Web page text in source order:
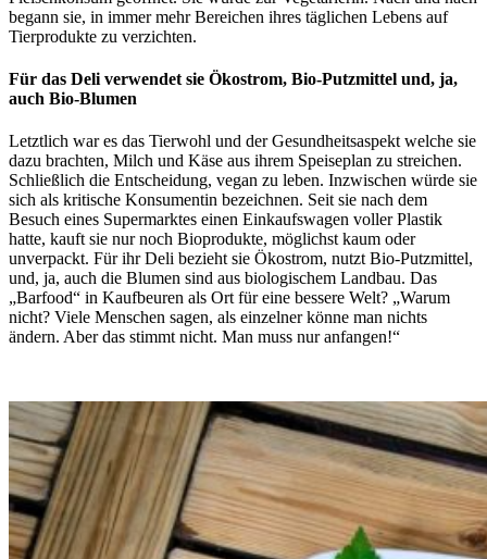
begann sie, in immer mehr Bereichen ihres täglichen Lebens auf
Tierprodukte zu verzichten.
Für das Deli verwendet sie Ökostrom, Bio-Putzmittel und, ja,
auch Bio-Blumen
Letztlich war es das Tierwohl und der Gesundheitsaspekt welche sie
dazu brachten, Milch und Käse aus ihrem Speiseplan zu streichen.
Schließlich die Entscheidung, vegan zu leben. Inzwischen würde sie
sich als kritische Konsumentin bezeichnen. Seit sie nach dem
Besuch eines Supermarktes einen Einkaufswagen voller Plastik
hatte, kauft sie nur noch Bioprodukte, möglichst kaum oder
unverpackt. Für ihr Deli bezieht sie Ökostrom, nutzt Bio-Putzmittel,
und, ja, auch die Blumen sind aus biologischem Landbau. Das
„Barfood“ in Kaufbeuren als Ort für eine bessere Welt? „Warum
nicht? Viele Menschen sagen, als einzelner könne man nichts
ändern. Aber das stimmt nicht. Man muss nur anfangen!“